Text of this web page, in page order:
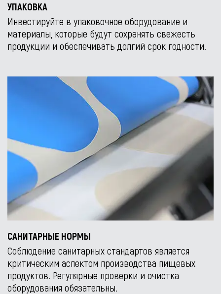
УПАКОВКА
Инвестируйте в упаковочное оборудование и
материалы, которые будут сохранять свежесть
продукции и обеспечивать долгий срок годности.
САНИТАРНЫЕ НОРМЫ
Соблюдение санитарных стандартов является
критическим аспектом производства пищевых
продуктов. Регулярные проверки и очистка
оборудования обязательны.